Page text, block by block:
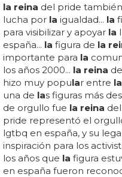
la reina del pride
lucha por la igualdad... la
para visibilizar y apoyar la
españa... la figura de la
importante para la
los años 2000... la reina
hizo muy popular entre la
una de las figuras más
de orgullo fue la reina
pride representó el
lgtbq en españa, y su
inspiración para los
los años que la figura
en españa fueron